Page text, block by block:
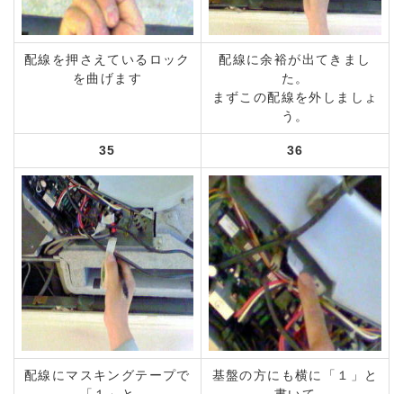
配線を押さえているロック
を曲げます
配線に余裕が出てきまし
た。
まずこの配線を外しましょ
う。
35 36
配線にマスキングテープで
基盤の方にも横に「１」と